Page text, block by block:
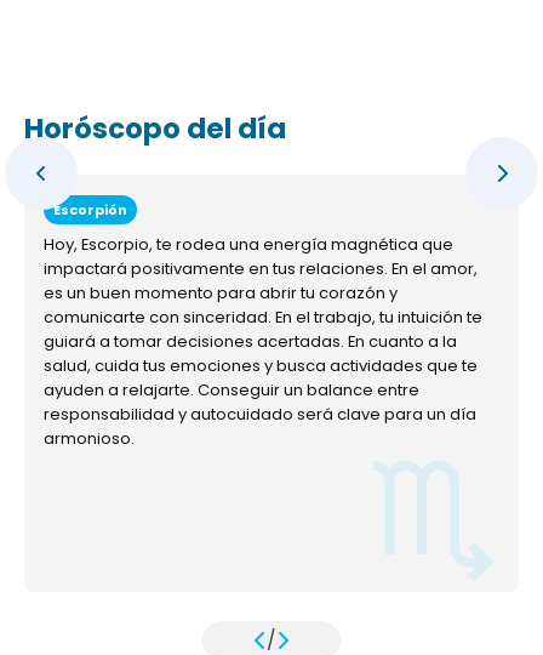
Horóscopo del día
Escorpión
Hoy, Escorpio, te rodea una energía magnética que
impactará positivamente en tus relaciones. En el amor,
es un buen momento para abrir tu corazón y
comunicarte con sinceridad. En el trabajo, tu intuición te
guiará a tomar decisiones acertadas. En cuanto a la
salud, cuida tus emociones y busca actividades que te
ayuden a relajarte. Conseguir un balance entre
responsabilidad y autocuidado será clave para un día
armonioso.
/